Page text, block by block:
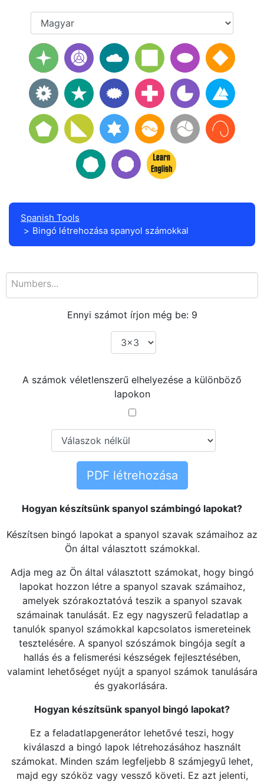
Spanish Tools
Bingó létrehozása spanyol számokkal
Ennyi számot írjon még be: 9
A számok véletlenszerű elhelyezése a különböző
lapokon
PDF létrehozása
Hogyan készítsünk spanyol számbingó lapokat?
Készítsen bingó lapokat a spanyol szavak számaihoz az
Ön által választott számokkal.
Adja meg az Ön által választott számokat, hogy bingó
lapokat hozzon létre a spanyol szavak számaihoz,
amelyek szórakoztatóvá teszik a spanyol szavak
számainak tanulását. Ez egy nagyszerű feladatlap a
tanulók spanyol számokkal kapcsolatos ismereteinek
tesztelésére. A spanyol szószámok bingója segít a
hallás és a felismerési készségek fejlesztésében,
valamint lehetőséget nyújt a spanyol számok tanulására
és gyakorlására.
Hogyan készítsünk spanyol bingó lapokat?
Ez a feladatlapgenerátor lehetővé teszi, hogy
kiválaszd a bingó lapok létrehozásához használt
számokat. Minden szám legfeljebb 8 számjegyű lehet,
majd egy szóköz vagy vessző követi. Ez azt jelenti,